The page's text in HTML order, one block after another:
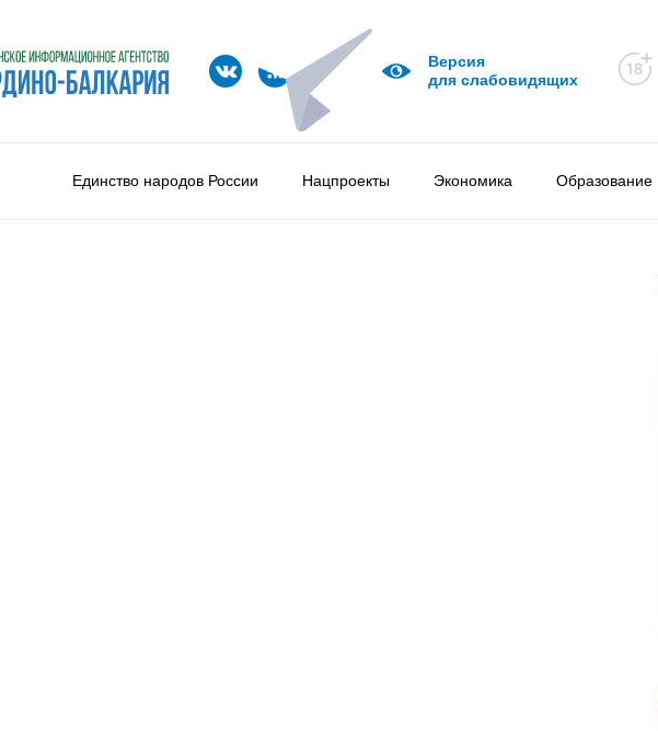
Версия
для слабовидящих
Единство народов России Нацпроекты Экономика Образование